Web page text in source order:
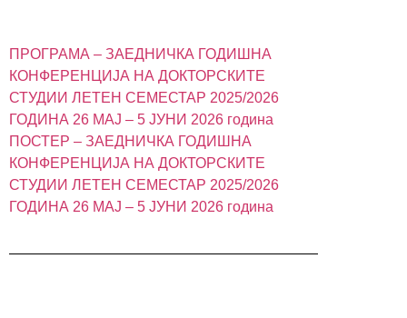
ПРОГРАМА – ЗАЕДНИЧКА ГОДИШНА
КОНФЕРЕНЦИЈА НА ДОКТОРСКИTE
СТУДИИ ЛЕТЕН СЕМЕСТАР 2025/2026
ГОДИНА 26 МАЈ – 5 ЈУНИ 2026 година
ПОСТЕР – ЗАЕДНИЧКА ГОДИШНА
КОНФЕРЕНЦИЈА НА ДОКТОРСКИTE
СТУДИИ ЛЕТЕН СЕМЕСТАР 2025/2026
ГОДИНА 26 МАЈ – 5 ЈУНИ 2026 година